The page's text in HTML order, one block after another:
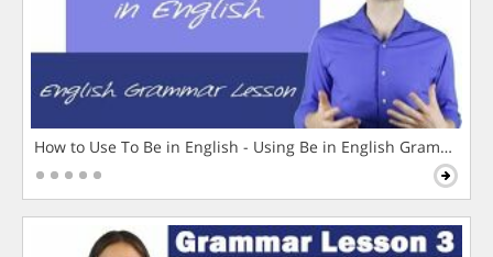
How to Use To Be in English - Using Be in English Grammar